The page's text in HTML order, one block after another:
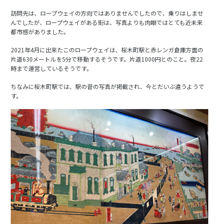
訪問先は、ロープウェイの方向ではありませんでしたので、乗りはしませ
んでしたが、ロープウェイがある街は、写真よりも肉眼ではとても近未来
都市感がありました。
2021年4月に出来たこのロープウェイは、桜木町駅と赤レンガ倉庫方面の
片道630メートルを5分で移動するそうです。片道1000円とのこと。夜22
時まで運営しているそうです。
ちなみに桜木町駅では、駅の昔の写真が掲載され、今とだいぶ違うようで
す。